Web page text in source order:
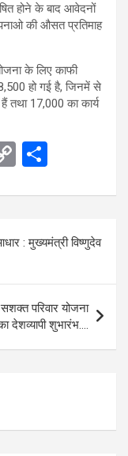
होने के बाद आवेदनों
की औसत प्रतिमाह
के लिए काफी
हो गई है, जिनमें से
17,000 का कार्य
C
py
n
k
ar
e
: मुख्यमंत्री विष्णुदेव
परिवार योजना
देशव्यापी शुभारंभ….